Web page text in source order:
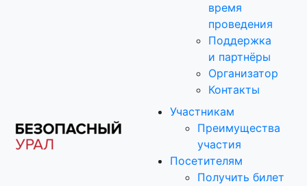
время
проведения
Поддержка
и партнёры
Организатор
Контакты
Участникам
Преимущества
участия
Посетителям
Получить билет